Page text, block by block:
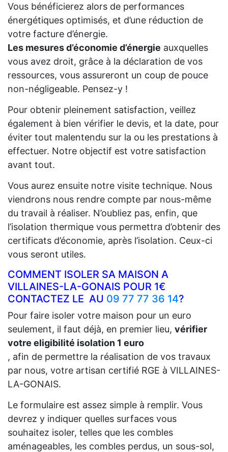
Vous bénéficierez alors de performances
énergétiques optimisés, et d’une réduction de
votre facture d’énergie.
Les mesures d’économie d’énergie auxquelles
vous avez droit, grâce à la déclaration de vos
ressources, vous assureront un coup de pouce
non-négligeable. Pensez-y !
Pour obtenir pleinement satisfaction, veillez
également à bien vérifier le devis, et la date, pour
éviter tout malentendu sur la ou les prestations à
effectuer. Notre objectif est votre satisfaction
avant tout.
Vous aurez ensuite notre visite technique. Nous
viendrons nous rendre compte par nous-même
du travail à réaliser. N’oubliez pas, enfin, que
l’isolation thermique vous permettra d’obtenir des
certificats d’économie, après l’isolation. Ceux-ci
vous seront utiles.
COMMENT ISOLER SA MAISON A
VILLAINES-LA-GONAIS POUR 1€
CONTACTEZ LE AU 09 77 77 36 14?
Pour faire isoler votre maison pour un euro
seulement, il faut déjà, en premier lieu, vérifier
votre eligibilité isolation 1 euro
, afin de permettre la réalisation de vos travaux
par nous, votre artisan certifié RGE à VILLAINES-
LA-GONAIS.
Le formulaire est assez simple à remplir. Vous
devrez y indiquer quelles surfaces vous
souhaitez isoler, telles que les combles
aménageables, les combles perdus, un sous-sol,